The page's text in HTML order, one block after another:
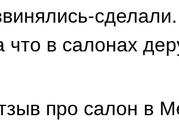
сделали.
что в салонах
про салон в